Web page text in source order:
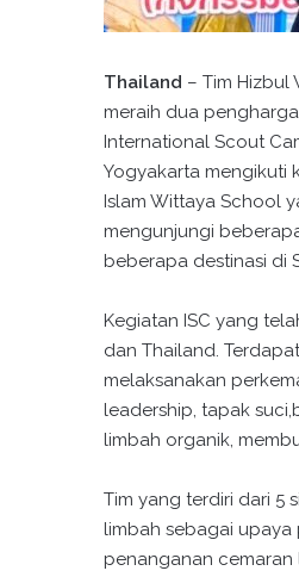
Thailand – Tim Hizbul
meraih dua
International Scout
Yogyakarta mengikuti
Islam Wittaya School
mengunjungi
beberapa destinasi di
Kegiatan ISC yang
dan Thailand.
melaksanakan
leadership, tapak
limbah organik,
Tim yang terdiri dari 5
limbah sebagai upaya
penanganan